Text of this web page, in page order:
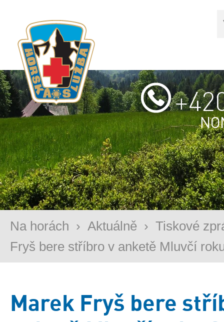
Na horách › Aktuálně › Tiskové
Fryš bere stříbro v anketě Mluvčí
Marek Fryš bere